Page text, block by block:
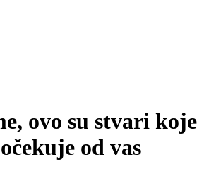
ovo su stvari koje
od vas